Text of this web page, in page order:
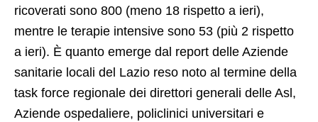
ricoverati sono 800 (meno 18 rispetto a ieri),
mentre le terapie intensive sono 53 (più 2 rispetto
a ieri). È quanto emerge dal report delle Aziende
sanitarie locali del Lazio reso noto al termine della
task force regionale dei direttori generali delle Asl,
Aziende ospedaliere, policlinici universitari e